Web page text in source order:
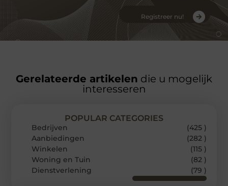
Registreer nu!
Gerelateerde artikelen die u mogelijk
interesseren
POPULAR CATEGORIES
Bedrijven
(425 )
Aanbiedingen
(282 )
Winkelen
(115 )
Woning en Tuin
(82 )
Dienstverlening
(79 )